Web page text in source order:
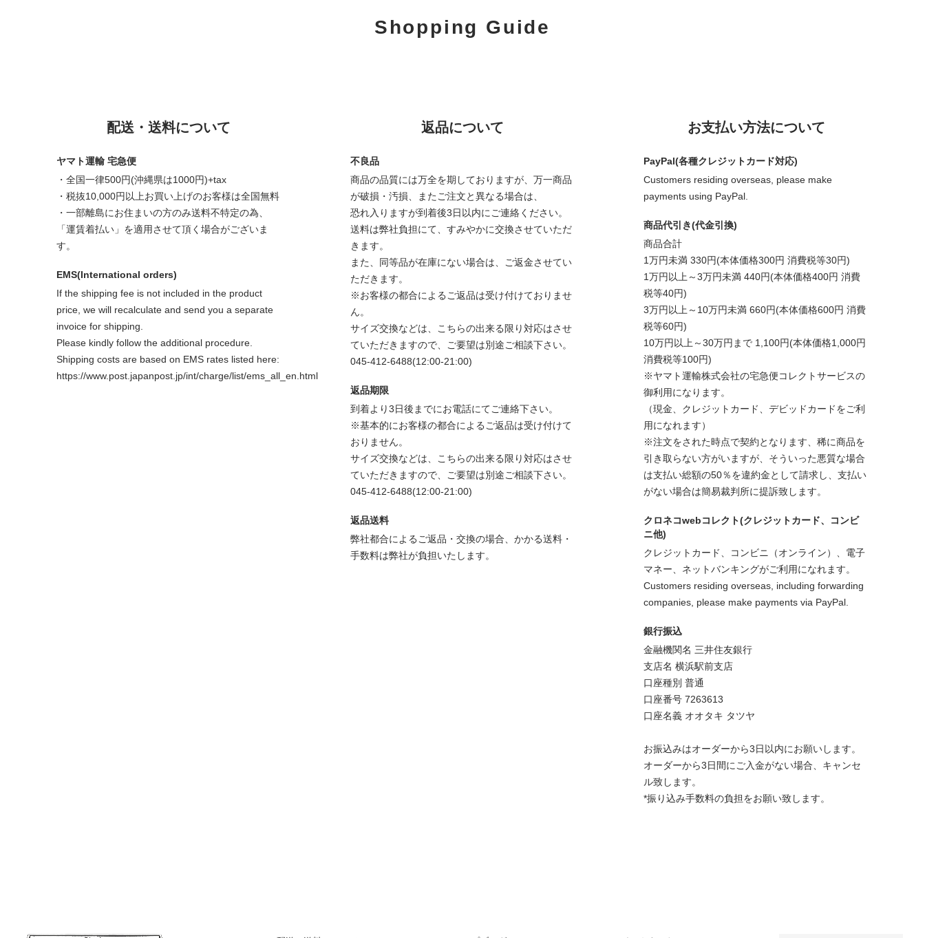
Shopping Guide
配送・送料について
ヤマト運輸 宅急便
・全国一律500円(沖縄県は1000円)+tax
・税抜10,000円以上お買い上げのお客様は全国無料
・一部離島にお住まいの方のみ送料不特定の為、
「運賃着払い」を適用させて頂く場合がございま
す。
EMS(International orders)
If the shipping fee is not included in the product
price, we will recalculate and send you a separate
invoice for shipping.
Please kindly follow the additional procedure.
Shipping costs are based on EMS rates listed here:
https://www.post.japanpost.jp/int/charge/list/ems_all_en.html
返品について
不良品
商品の品質には万全を期しておりますが、万一商品
が破損・汚損、またご注文と異なる場合は、
恐れ入りますが到着後3日以内にご連絡ください。
送料は弊社負担にて、すみやかに交換させていただ
きます。
また、同等品が在庫にない場合は、ご返金させてい
ただきます。
※お客様の都合によるご返品は受け付けておりませ
ん。
サイズ交換などは、こちらの出来る限り対応はさせ
ていただきますので、ご要望は別途ご相談下さい。
045-412-6488(12:00-21:00)
返品期限
到着より3日後までにお電話にてご連絡下さい。
※基本的にお客様の都合によるご返品は受け付けて
おりません。
サイズ交換などは、こちらの出来る限り対応はさせ
ていただきますので、ご要望は別途ご相談下さい。
045-412-6488(12:00-21:00)
返品送料
弊社都合によるご返品・交換の場合、かかる送料・
手数料は弊社が負担いたします。
お支払い方法について
PayPal(各種クレジットカード対応)
Customers residing overseas, please make
payments using PayPal.
商品代引き(代金引換)
商品合計
1万円未満 330円(本体価格300円 消費税等30円)
1万円以上～3万円未満 440円(本体価格400円 消費
税等40円)
3万円以上～10万円未満 660円(本体価格600円 消費
税等60円)
10万円以上～30万円まで 1,100円(本体価格1,000円
消費税等100円)
※ヤマト運輸株式会社の宅急便コレクトサービスの
御利用になります。
（現金、クレジットカード、デビッドカードをご利
用になれます）
※注文をされた時点で契約となります、稀に商品を
引き取らない方がいますが、そういった悪質な場合
は支払い総額の50％を違約金として請求し、支払い
がない場合は簡易裁判所に提訴致します。
クロネコwebコレクト(クレジットカード、コンビ
ニ他)
クレジットカード、コンビニ（オンライン）、電子
マネー、ネットバンキングがご利用になれます。
Customers residing overseas, including forwarding
companies, please make payments via PayPal.
銀行振込
金融機関名 三井住友銀行
支店名 横浜駅前支店
口座種別 普通
口座番号 7263613
口座名義 オオタキ タツヤ
お振込みはオーダーから3日以内にお願いします。
オーダーから3日間にご入金がない場合、キャンセ
ル致します。
*振り込み手数料の負担をお願い致します。